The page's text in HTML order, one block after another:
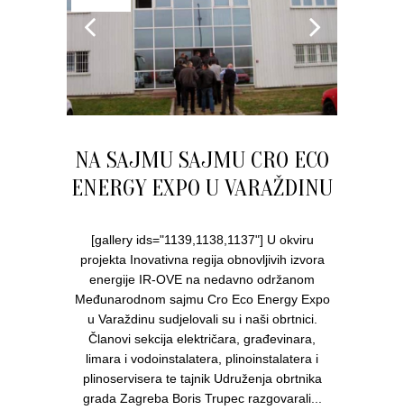
NA SAJMU SAJMU CRO ECO
ENERGY EXPO U VARAŽDINU
[gallery ids="1139,1138,1137"] U okviru
projekta Inovativna regija obnovljivih izvora
energije IR-OVE na nedavno održanom
Međunarodnom sajmu Cro Eco Energy Expo
u Varaždinu sudjelovali su i naši obrtnici.
Članovi sekcija električara, građevinara,
limara i vodoinstalatera, plinoinstalatera i
plinoservisera te tajnik Udruženja obrtnika
grada Zagreba Boris Trupec razgovarali...